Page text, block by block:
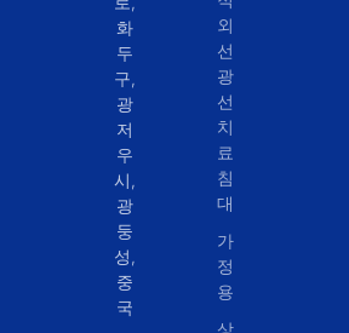
화
두
구,
광
저
우
시,
광
둥
성,
중
국
외
선
광
선
치
료
침
대
가
정
용
상